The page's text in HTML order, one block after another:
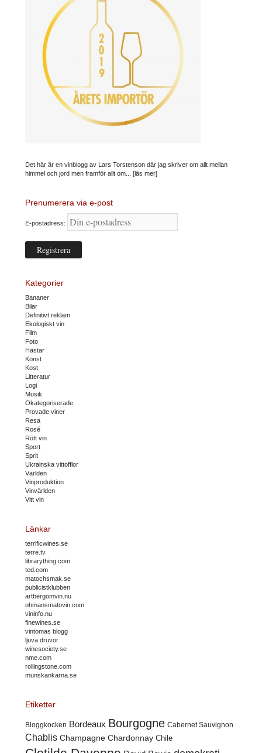
Det här är en vinblogg av Lars Torstenson där jag skriver om allt mellan
himmel och jord men framför allt om... [läs mer]
Prenumerera via e-post
E-postadress:
Kategorier
Bananer
Bilar
Definitivt reklam
Ekologiskt vin
Film
Foto
Hästar
Konst
Kost
Litteratur
Logi
Musik
Okategoriserade
Provade viner
Resa
Rosé
Rött vin
Sport
Sprit
Ukrainska vittofflor
Världen
Vinproduktion
Vinvärlden
Vitt vin
Länkar
terrificwines.se
terre.tv
librarything.com
ted.com
matochsmak.se
publicistklubben
artbergomvin.nu
ohmansmatovin.com
vininfo.nu
finewines.se
vintomas blogg
ljuva druvor
winesociety.se
nme.com
rollingstone.com
munskankarna.se
Etiketter
Bloggkocken Bordeaux Bourgogne Cabernet Sauvignon
Chablis Champagne Chardonnay Chile